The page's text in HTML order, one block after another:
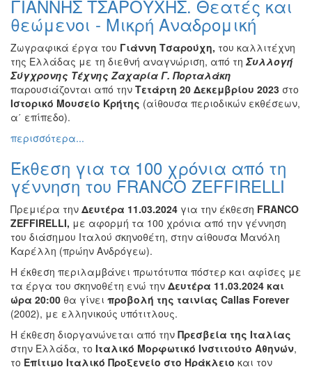
Βιβλίο
Ζωγραφική
Φωτογραφία
Τραγούδι
Μουσική
Κινηματογράφος
Χορός
Παζάρι
Ειδών
Συνέδρια
Ημερίδες
-
Διημερίδες
Σεμινάρια-
Διαλέξεις-
Ομιλίες
Εκθέσεις
Εκδηλώσεις
ΓΙΑΝΝΗΣ ΤΣΑΡΟΥΧΗΣ. Θεατές και
θεώμενοι - Μικρή Αναδρομική
Ζωγραφικά έργα του Γιάννη Τσαρούχη, του καλλιτέχνη
της Ελλάδας με τη διεθνή αναγνώριση, από τη Συλλογή
Σύγχρονης Τέχνης Ζαχαρία Γ. Πορταλάκη
παρουσιάζονται από την Τετάρτη 20 Δεκεμβρίου 2023 στο
Ιστορικό Μουσείο Κρήτης (αίθουσα περιοδικών εκθέσεων,
α΄ επίπεδο).
περισσότερα...
Έκθεση για τα 100 χρόνια από τη
γέννηση του FRANCO ZEFFIRELLI
Πρεμιέρα την Δευτέρα 11.03.2024 για την έκθεση FRANCO
ZEFFIRELLI, με αφορμή τα 100 χρόνια από την γέννηση
του διάσημου Ιταλού σκηνοθέτη, στην αίθουσα Μανόλη
Καρέλλη (πρώην Ανδρόγεω).
Η έκθεση περιλαμβάνει πρωτότυπα πόστερ και αφίσες με
τα έργα του σκηνοθέτη ενώ την Δευτέρα 11.03.2024 και
ώρα 20:00 θα γίνει προβολή της ταινίας Callas Forever
(2002), με ελληνικούς υπότιτλους.
Η έκθεση διοργανώνεται από την Πρεσβεία της Ιταλίας
στην Ελλάδα, το Ιταλικό Μορφωτικό Ινστιτούτο Αθηνών,
το Επίτιμο Ιταλικό Προξενείο στο Ηράκλειο και τον